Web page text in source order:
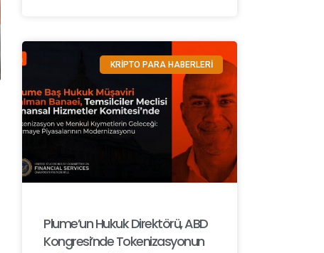
KRİPTO PARA HABERLERİ
Plume’un Hukuk Direktörü, ABD
Kongresi’nde Tokenizasyonun